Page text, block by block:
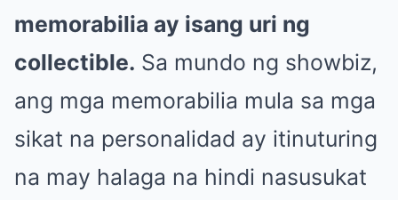
memorabilia ay isang uri ng
collectible. Sa mundo ng showbiz,
ang mga memorabilia mula sa mga
sikat na personalidad ay itinuturing
na may halaga na hindi nasusukat